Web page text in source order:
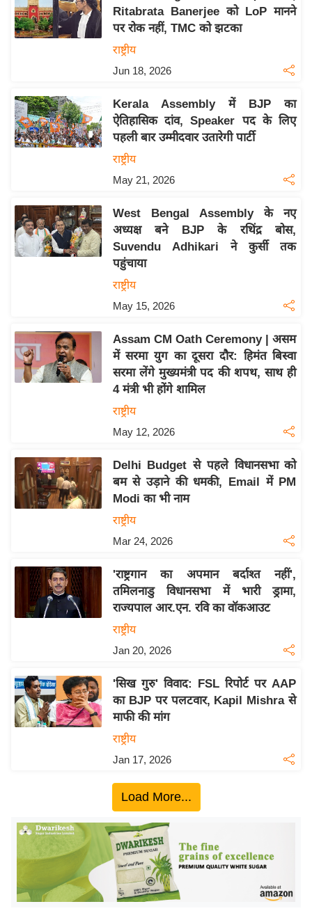
ब
ज
क्रि
के
ट
L
2
0
2
म
ई
-
सा
ल
ल
ख्सि
ग
इं
डि
ज
ग
त
टो
Ritabrata Banerjee को LoP मानने
पर रोक नहीं, TMC को झटका
राष्ट्रीय
Jun 18, 2026
Kerala Assembly में BJP का
ऐतिहासिक दांव, Speaker पद के लिए
पहली बार उम्मीदवार उतारेगी पार्टी
राष्ट्रीय
May 21, 2026
West Bengal Assembly के नए
अध्यक्ष बने BJP के रथिंद्र बोस,
Suvendu Adhikari ने कुर्सी तक
पहुंचाया
राष्ट्रीय
May 15, 2026
Assam CM Oath Ceremony | असम
में सरमा युग का दूसरा दौर: हिमंत बिस्वा
सरमा लेंगे मुख्यमंत्री पद की शपथ, साथ ही
4 मंत्री भी होंगे शामिल
राष्ट्रीय
May 12, 2026
Delhi Budget से पहले विधानसभा को
बम से उड़ाने की धमकी, Email में PM
Modi का भी नाम
राष्ट्रीय
Mar 24, 2026
'राष्ट्रगान का अपमान बर्दाश्त नहीं',
तमिलनाडु विधानसभा में भारी ड्रामा,
राज्यपाल आर.एन. रवि का वॉकआउट
राष्ट्रीय
Jan 20, 2026
'सिख गुरु' विवाद: FSL रिपोर्ट पर AAP
का BJP पर पलटवार, Kapil Mishra से
माफी की मांग
राष्ट्रीय
Jan 17, 2026
Load More...